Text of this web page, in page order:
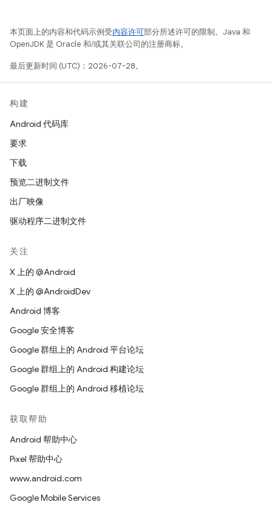
本页面上的内容和代码示例受内容许可部分所述许可的限制。Java 和
OpenJDK 是 Oracle 和/或其关联公司的注册商标。
最后更新时间 (UTC)：2026-07-28。
构建
Android 代码库
要求
下载
预览二进制文件
出厂映像
驱动程序二进制文件
关注
X 上的 @Android
X 上的 @AndroidDev
Android 博客
Google 安全博客
Google 群组上的 Android 平台论坛
Google 群组上的 Android 构建论坛
Google 群组上的 Android 移植论坛
获取帮助
Android 帮助中心
Pixel 帮助中心
www.android.com
Google Mobile Services